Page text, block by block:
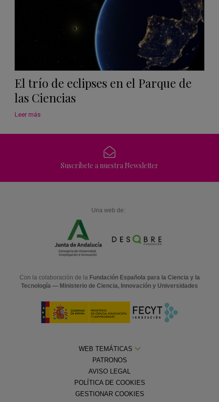
El trío de eclipses en el Parque de
las Ciencias
Leer más
Suscríbete a nuestra Newsletter
Una web de:
Con la colaboración de la Fundación Española para la Ciencia y la
Tecnología — Ministerio de Ciencia, Innovación y Universidades
WEB TEMÁTICAS
PATRONOS
AVISO LEGAL
POLÍTICA DE COOKIES
GESTIONAR COOKIES